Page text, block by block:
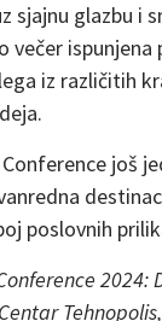
sjajnu glazbu i
večer
iz različitih
još
poslovnih